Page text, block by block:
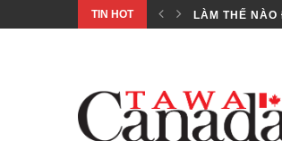
TIN HOT LÀM THẾ